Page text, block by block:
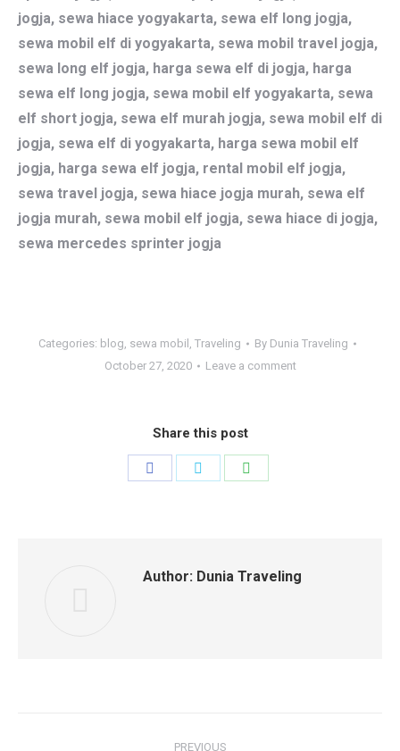
jogja, sewa hiace yogyakarta, sewa elf long jogja,
sewa mobil elf di yogyakarta, sewa mobil travel jogja,
sewa long elf jogja, harga sewa elf di jogja, harga
sewa elf long jogja, sewa mobil elf yogyakarta, sewa
elf short jogja, sewa elf murah jogja, sewa mobil elf di
jogja, sewa elf di yogyakarta, harga sewa mobil elf
jogja, harga sewa elf jogja, rental mobil elf jogja,
sewa travel jogja, sewa hiace jogja murah, sewa elf
jogja murah, sewa mobil elf jogja, sewa hiace di jogja,
sewa mercedes sprinter jogja
Categories: blog, sewa mobil , Traveling By Dunia Traveling
October 27, 2020
Leave a comment
Share this post
Author: Dunia Traveling
PREVIOUS